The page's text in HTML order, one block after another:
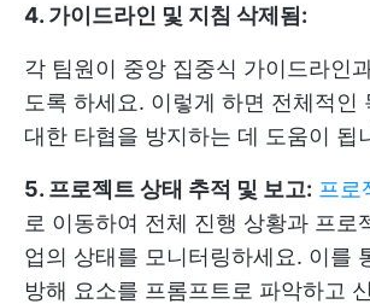
4. 가이드라인 및 지침 삭제됨:
각 팀원이 중앙 집중식 가이드라인
도록 하세요. 이렇게 하면 전체적인
대한 타협을 방지하는 데 도움이 됩
5. 프로젝트 상태 추적 및 보고: 프로
로 이동하여 전체 진행 상황과 프로
업의 상태를 모니터링하세요. 이를
방해 요소를 프롬프트로 파악하고